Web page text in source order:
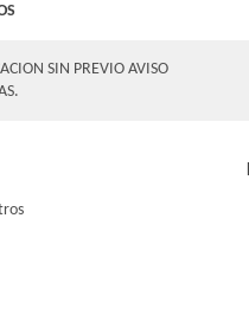
SIN PREVIO AVISO